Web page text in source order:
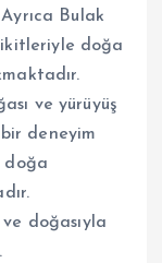
Bulak
doğa
ve yürüyüş
deneyim
doğa
ve doğasıyla